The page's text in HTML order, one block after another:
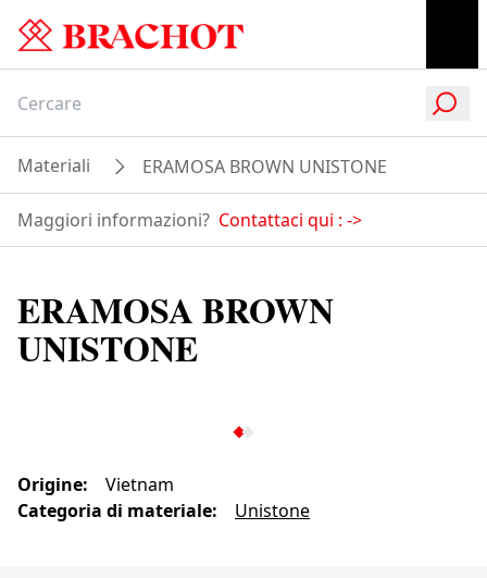
Materiali ERAMOSA BROWN UNISTONE
Maggiori informazioni? Contattaci qui : ->
ERAMOSA BROWN
UNISTONE
Origine:
Vietnam
Categoria di materiale: Unistone